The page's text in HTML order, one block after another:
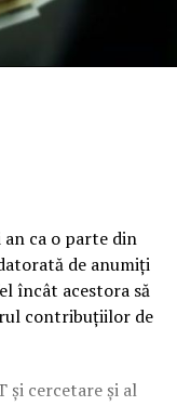
ca o parte din
de anumiţi
încât acestora să
contribuţiilor de
şi cercetare şi al